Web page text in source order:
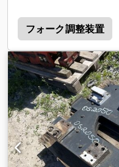
フォーク調整装置